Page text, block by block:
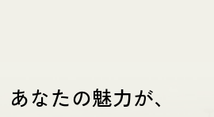
あなたの魅力が、